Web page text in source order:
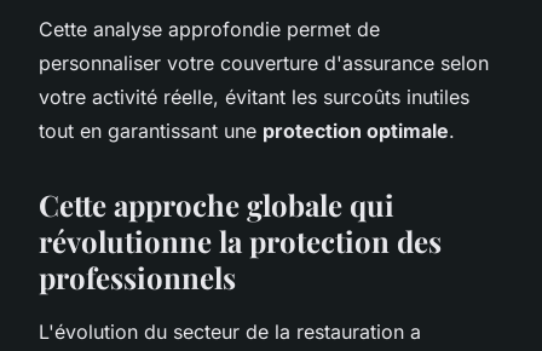
Cette analyse approfondie permet de
personnaliser votre couverture d'assurance selon
votre activité réelle, évitant les surcoûts inutiles
tout en garantissant une protection optimale.
Cette approche globale qui
révolutionne la protection des
professionnels
L'évolution du secteur de la restauration a